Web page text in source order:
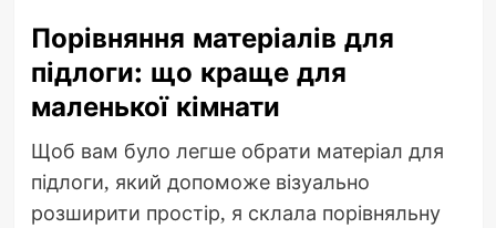
Порівняння матеріалів для
підлоги: що краще для
маленької кімнати
Щоб вам було легше обрати матеріал для
підлоги, який допоможе візуально
розширити простір, я склала порівняльну